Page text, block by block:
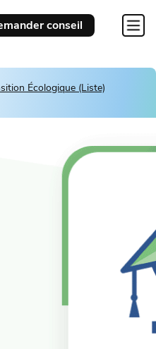
conseil
Écologique (Liste)